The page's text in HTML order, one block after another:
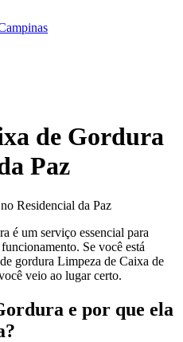
de Gordura
Paz
é um serviço essencial para
Se você está
gordura Limpeza de Caixa de
veio ao lugar certo.
e por que ela